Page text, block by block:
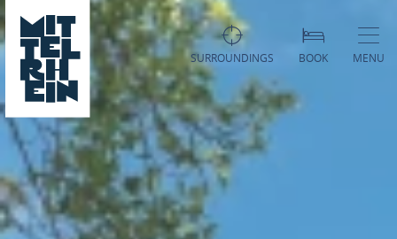
SURROUNDINGS BOOK MENU